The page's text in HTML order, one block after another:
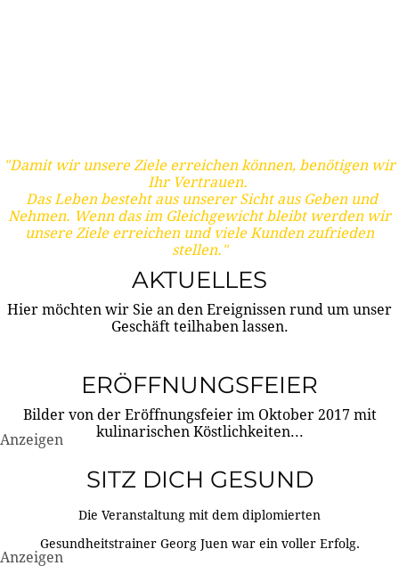
"Damit wir unsere Ziele erreichen können, benötigen wir
Ihr Vertrauen.
Das Leben besteht aus unserer Sicht aus Geben und
Nehmen. Wenn das im Gleichgewicht bleibt werden wir
unsere Ziele erreichen und viele Kunden zufrieden
stellen."
AKTUELLES
Hier möchten wir Sie an den Ereignissen rund um unser
Geschäft teilhaben lassen.
ERÖFFNUNGSFEIER
Bilder von der Eröffnungsfeier im Oktober 2017 mit
kulinarischen Köstlichkeiten...
Anzeigen
SITZ DICH GESUND
Die Veranstaltung mit dem diplomierten
Gesundheitstrainer Georg Juen war ein voller Erfolg.
Anzeigen